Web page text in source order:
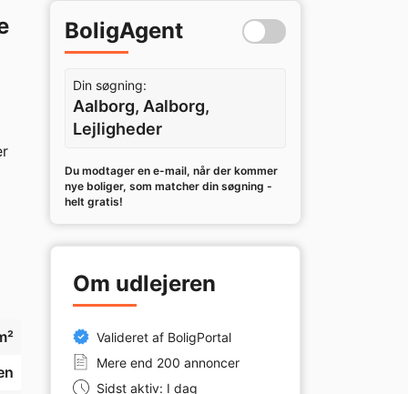
BoligAgent
Din søgning:
Aalborg, Aalborg,
Lejligheder
Du modtager en e-mail, når der kommer
nye boliger, som matcher din søgning -
helt gratis!
Om udlejeren
Valideret af BoligPortal
Mere end 200 annoncer
Sidst aktiv: I dag